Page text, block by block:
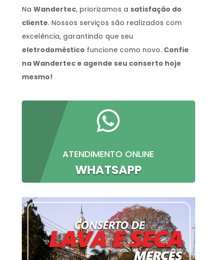
Na Wandertec, priorizamos a satisfação do
cliente. Nossos serviços são realizados com
excelência, garantindo que seu
eletrodoméstico funcione como novo. Confie
na Wandertec e agende seu conserto hoje
mesmo!

ATENDIMENTO ONLINE
WHATSAPP